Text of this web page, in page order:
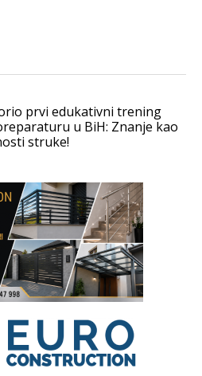
prvi edukativni trening
u BiH: Znanje kao
struke!